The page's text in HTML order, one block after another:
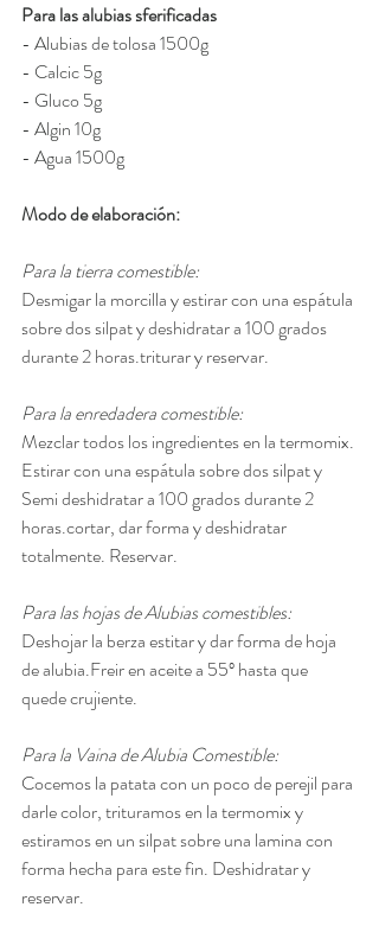
Para las alubias sferificadas
- Alubias de tolosa 1500g
- Calcic 5g
- Gluco 5g
- Algin 10g
- Agua 1500g
Modo de elaboración:
Para la tierra comestible:
Desmigar la morcilla y estirar con una espátula
sobre dos silpat y deshidratar a 100 grados
durante 2 horas.triturar y reservar.
Para la enredadera comestible:
Mezclar todos los ingredientes en la termomix.
Estirar con una espátula sobre dos silpat y
Semi deshidratar a 100 grados durante 2
horas.cortar, dar forma y deshidratar
totalmente. Reservar.
Para las hojas de Alubias comestibles:
Deshojar la berza estitar y dar forma de hoja
de alubia.Freir en aceite a 55º hasta que
quede crujiente.
Para la Vaina de Alubia Comestible:
Cocemos la patata con un poco de perejil para
darle color, trituramos en la termomix y
estiramos en un silpat sobre una lamina con
forma hecha para este fin. Deshidratar y
reservar.